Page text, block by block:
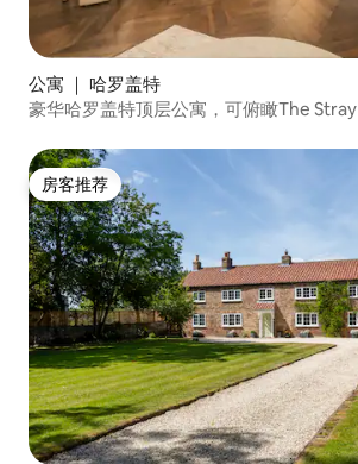
公寓 ｜ 哈罗盖特
豪华哈罗盖特顶层公寓，可俯瞰The Stray
房客推荐
房客推荐